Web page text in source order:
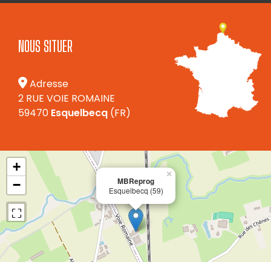
NOUS SITUER
Adresse
2 RUE VOIE ROMAINE
59470 Esquelbecq (FR)
MBReprog
Esquelbecq (59)
×
+
−